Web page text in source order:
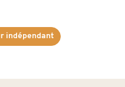
indépendant